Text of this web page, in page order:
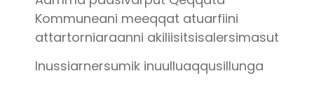
Kommuneani meeqqat atuarfiini
attartorniaraanni akiliisitsisalersimasut
Inussiarnersumik inuulluaqqusillunga